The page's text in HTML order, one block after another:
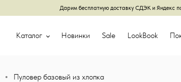
Дарим бесплатную доставку СДЭК и Яндекс
Каталог Новинки Sale LookBook
Пуловер базовый из хлопка